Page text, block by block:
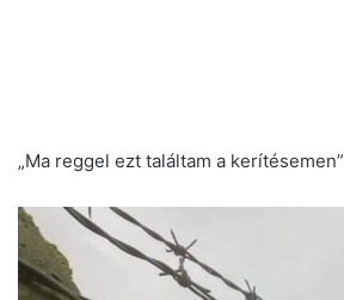
„Ma reggel ezt találtam a kerítésemen”